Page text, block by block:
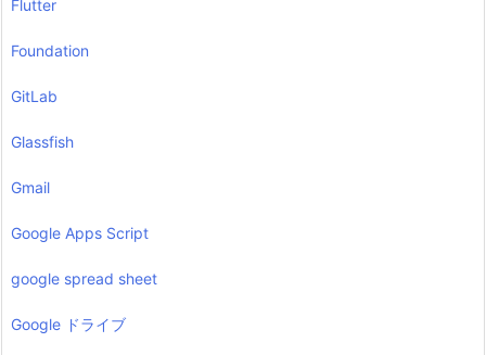
Flutter
Foundation
GitLab
Glassfish
Gmail
Google Apps Script
google spread sheet
Google ドライブ